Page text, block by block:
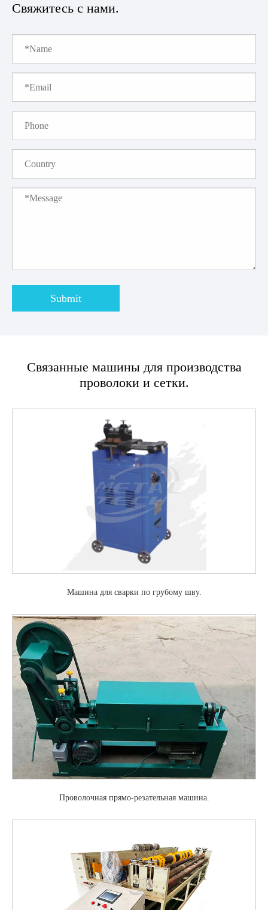
Свяжитесь с нами.
Submit
Связанные машины для производства
проволоки и сетки.
Машина для сварки по грубому шву.
Проволочная прямо-резательная машина.